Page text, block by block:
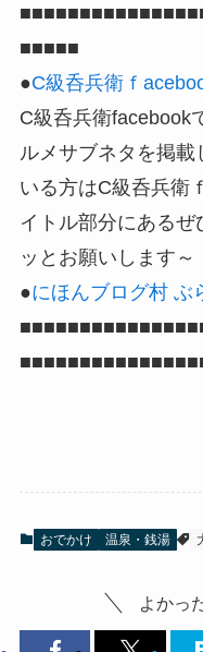
■■■■■
●C級呑兵衛ｆ
C級呑兵衛facebook
ルメサブネタを掲
いる方はC級呑兵衛
イトル部分にある
ッとお願いします～
●にほんブログ村 ぶ
おでかけ 温泉・銭湯
よかっ